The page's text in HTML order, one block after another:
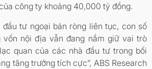
công ty khoảng 40,000 tỷ đồng.
đầu tư ngoại bán ròng liên tục, con số
vốn nội địa vẫn đang nắm giữ vai trò
quan của các nhà đầu tư trong bối
tăng trưởng tích cực”, ABS Research